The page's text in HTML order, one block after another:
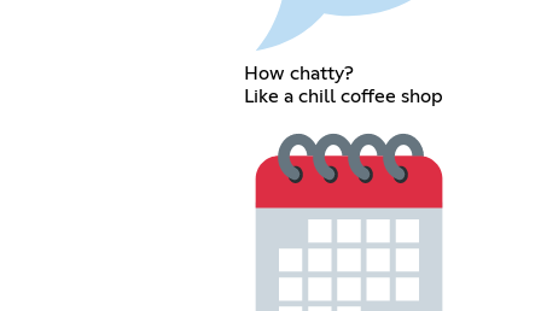
How chatty?
Like a chill coffee shop